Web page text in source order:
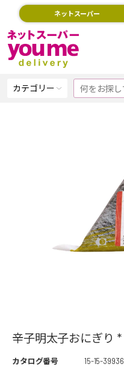
ネットスーパー
カテゴリー
辛子明太子おにぎり *
カタログ番号
15-15-39936